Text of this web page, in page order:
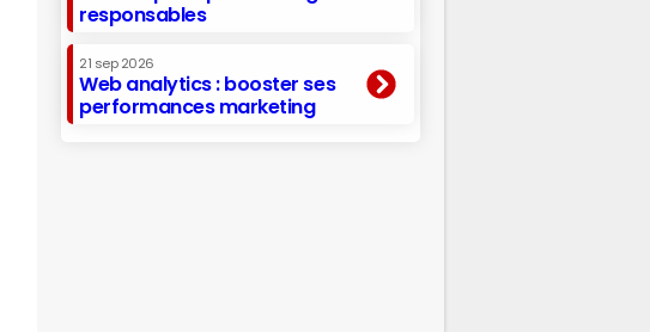
responsables
21 sep 2026
Web analytics : booster ses
performances marketing